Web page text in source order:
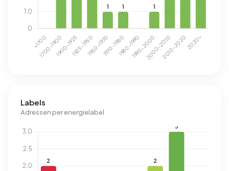
Labels
Adressen per energielabel